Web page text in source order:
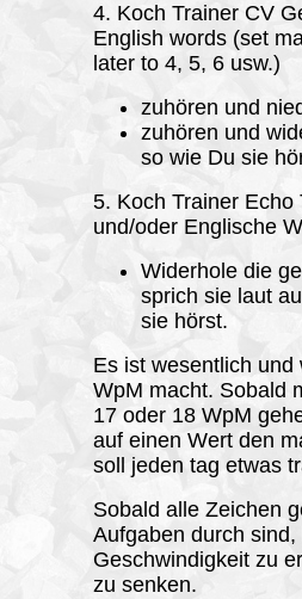
4. Koch Trainer CV
English words (set
later to 4, 5, 6 usw.)
zuhören und
zuhören und
so wie Du sie
5. Koch Trainer
und/oder Englische
Widerhole die
sprich sie laut
sie hörst.
Es ist wesentlich
WpM macht. Sobald
17 oder 18 WpM
auf einen Wert den
soll jeden tag etwas
Sobald alle Zeichen
Aufgaben durch
Geschwindigkeit zu
zu senken.